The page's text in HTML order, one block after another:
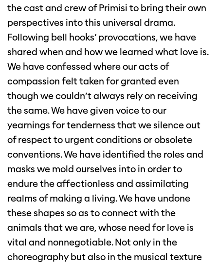
the cast and crew of Primisi to bring their own
perspectives into this universal drama.
Following bell hooks’ provocations, we have
shared when and how we learned what love is.
We have confessed where our acts of
compassion felt taken for granted even
though we couldn’t always rely on receiving
the same. We have given voice to our
yearnings for tenderness that we silence out
of respect to urgent conditions or obsolete
conventions. We have identified the roles and
masks we mold ourselves into in order to
endure the affectionless and assimilating
realms of making a living. We have undone
these shapes so as to connect with the
animals that we are, whose need for love is
vital and nonnegotiable. Not only in the
choreography but also in the musical texture